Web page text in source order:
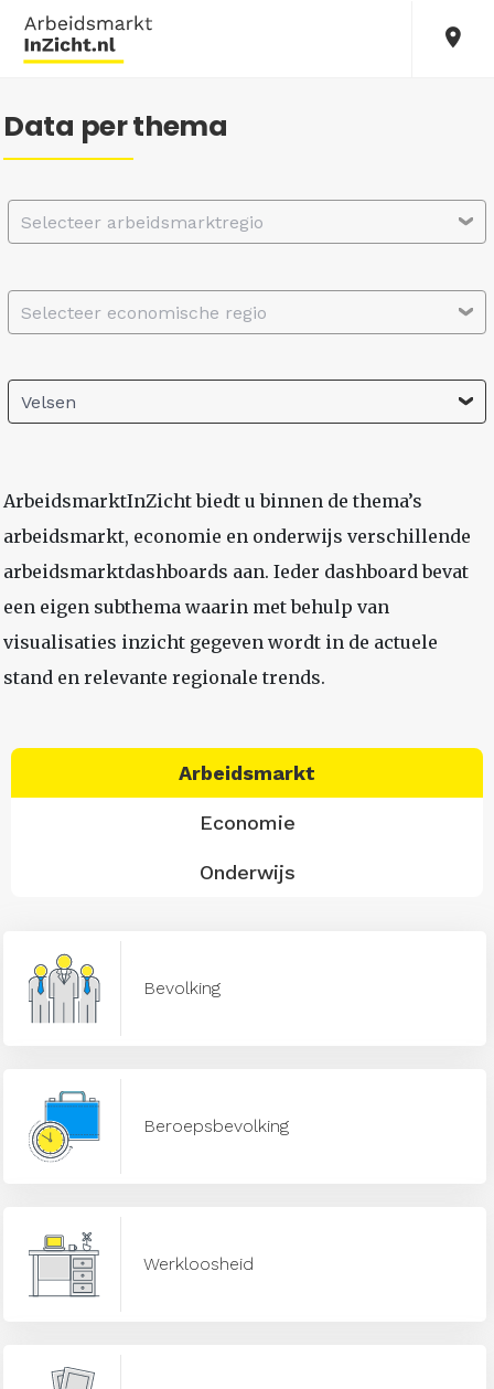
Data per thema
Selecteer arbeidsmarktregio
Selecteer economische regio
Velsen
ArbeidsmarktInZicht biedt u binnen de thema’s
arbeidsmarkt, economie en onderwijs verschillende
arbeidsmarktdashboards aan. Ieder dashboard bevat
een eigen subthema waarin met behulp van
visualisaties inzicht gegeven wordt in de actuele
stand en relevante regionale trends.
Arbeidsmarkt
Economie
Onderwijs
Bevolking
Beroepsbevolking
Werkloosheid